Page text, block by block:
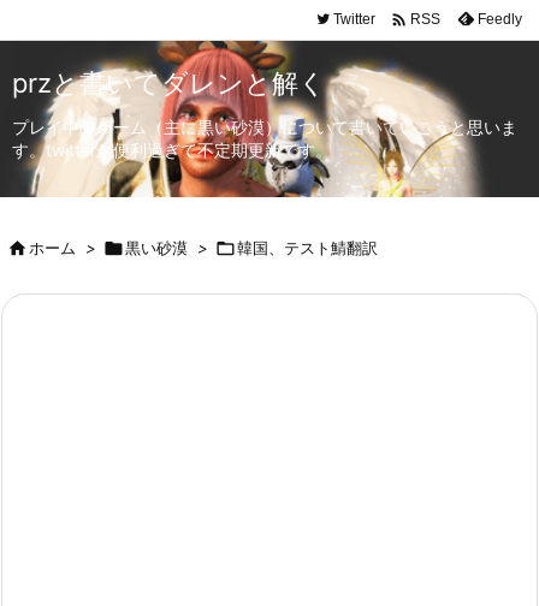
Twitter  RSS Feedly
przと書いてダレンと解く
プレイ中のゲーム（主に黒い砂漠）について書いていこうと思いま
す。twitterが便利過ぎて不定期更新です。
ホーム > 黒い砂漠 > 韓国、テスト鯖翻訳